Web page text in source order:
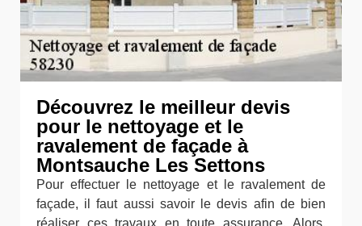
Découvrez le meilleur devis
pour le nettoyage et le
ravalement de façade à
Montsauche Les Settons
Pour effectuer le nettoyage et le ravalement de
façade, il faut aussi savoir le devis afin de bien